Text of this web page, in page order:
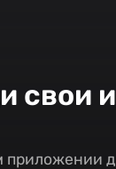
свои